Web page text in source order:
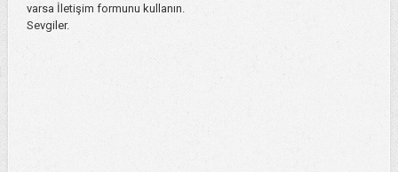
varsa İletişim formunu kullanın.
Sevgiler.